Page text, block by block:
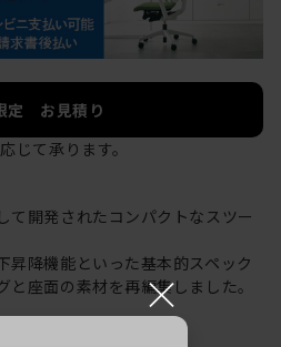
定 お見積り
じて承ります。
て開発されたコンパクトなスツー
昇降機能といった基本的スペック
座面の素材を再編集しました。
×